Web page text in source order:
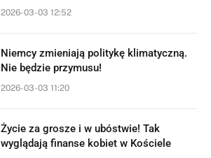
2026-03-03 12:52
Niemcy zmieniają politykę klimatyczną.
Nie będzie przymusu!
2026-03-03 11:20
Życie za grosze i w ubóstwie! Tak
wyglądają finanse kobiet w Kościele